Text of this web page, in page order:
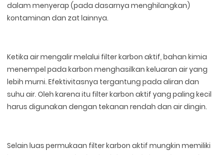
dalam menyerap (pada dasarnya menghilangkan)
kontaminan dan zat lainnya.
Ketika air mengalir melalui filter karbon aktif, bahan kimia
menempel pada karbon menghasilkan keluaran air yang
lebih murni. Efektivitasnya tergantung pada aliran dan
suhu air. Oleh karena itu filter karbon aktif yang paling kecil
harus digunakan dengan tekanan rendah dan air dingin.
Selain luas permukaan filter karbon aktif mungkin memiliki